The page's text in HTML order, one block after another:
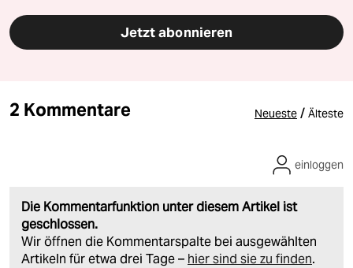
Jetzt abonnieren
2 Kommentare Neueste / Älteste
Die Kommentarfunktion unter diesem Artikel ist
geschlossen.
Wir öffnen die Kommentarspalte bei ausgewählten
Artikeln für etwa drei Tage – hier sind sie zu finden.
einloggen